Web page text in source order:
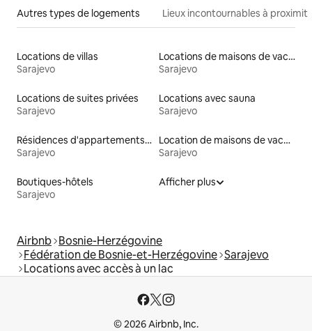
Autres types de logements Lieux incontournables à
Locations de villas
Sarajevo
Locations de maisons de vacances
Sarajevo
Locations de suites privées
Sarajevo
Locations avec sauna
Sarajevo
Résidences d'appartements en location
Sarajevo
Location de maisons de vacances
Sarajevo
Boutiques-hôtels
Sarajevo
Afficher plus
Airbnb Bosnie-Herzégovine
Fédération de Bosnie-et-Herzégovine Sarajevo
Locations avec accès à un lac
© 2026 Airbnb, Inc.